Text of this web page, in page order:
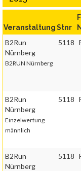
VeranstaltungStnr
B2Run
Nürnberg
B2RUN Nürnberg
5118
B2Run
Nürnberg
Einzelwertung
männlich
5118
B2Run
Nürnberg
5118